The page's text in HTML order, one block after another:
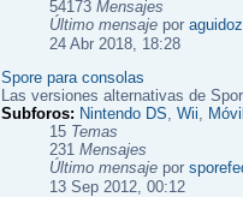
54173Mensajes
Último mensaje por
24 Abr 2018, 18:28
Spore para consolas
Las versiones alternativas de
Subforos: Nintendo DS,Wii,
15 Temas
231Mensajes
Último mensaje por
13 Sep 2012, 00:12